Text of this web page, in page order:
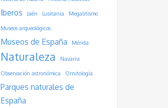
Iberos Jaén Lusitania Megalitismo
Museos arqueológicos
Museos de España Mérida
Naturaleza Navarra
Observación astronómica Ornitología
Parques naturales de
España